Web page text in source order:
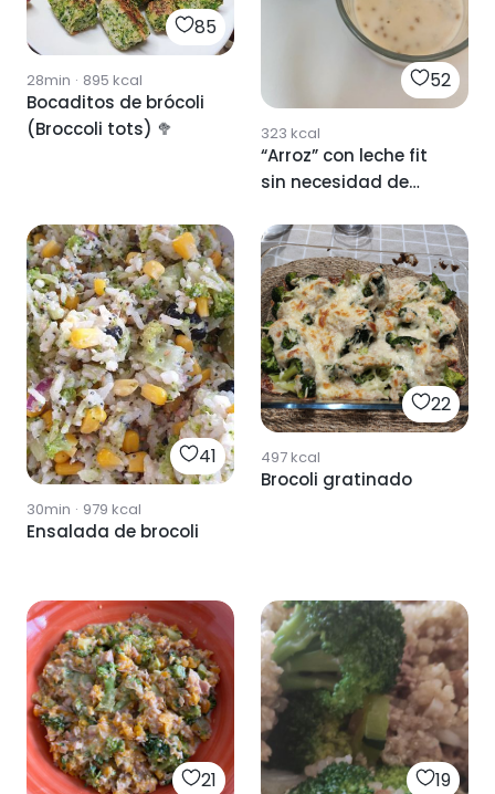
85
28min · 895 kcal
Bocaditos de brócoli
(Broccoli tots) 🥦
52
323 kcal
“Arroz” con leche fit
sin necesidad de
41
30min · 979 kcal
Ensalada de brocoli
22
497kcal
Brocoli gratinado
21 19